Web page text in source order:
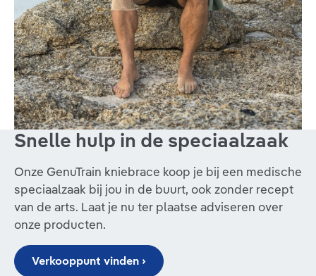
Snelle hulp in de speciaalzaak
Onze GenuTrain kniebrace koop je bij een medische
speciaalzaak bij jou in de buurt, ook zonder recept
van de arts. Laat je nu ter plaatse adviseren over
onze producten.
Verkooppunt vinden ›